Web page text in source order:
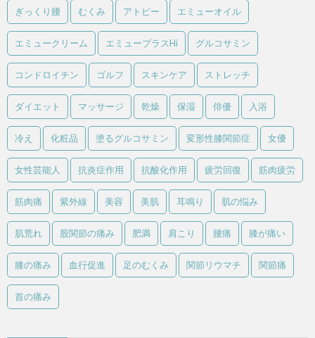
ぎっくり腰 むくみ アトピー エミューオイル
エミュークリーム エミュープラスHi グルコサミン
コンドロイチン ゴルフ スキンケア ストレッチ
ダイエット マッサージ 乾燥 保湿 俳優 入浴
冷え 化粧品 塗るグルコサミン 変形性膝関節症 女優
女性芸能人 抗炎症作用 抗酸化作用 疲労回復 筋肉疲労
筋肉痛 紫外線 美容 美肌 耳鳴り 肌の悩み
肌荒れ 股関節の痛み 肥満 肩こり 腰痛 膝が痛い
膝の痛み 血行促進 足のむくみ 関節リウマチ 関節痛
首の痛み